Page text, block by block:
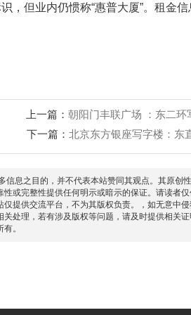
，但业内仍惯称“惠普大厦”。租金
上一篇： 朝阳门丰联广场 ：东二环
下一篇： 北京东方银座写字楼：东
信息之目的，并不代表本站赞同其观点。其原创
或完整性提供任何明示或暗示的保证。请读者
提供交流平台，不为其版权负责。，如无意中
处理，若有涉及版权等问题，请及时提供相关
。